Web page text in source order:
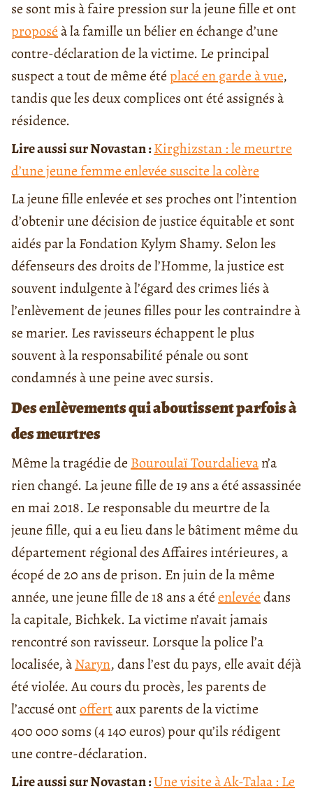
se sont mis à faire pression sur la jeune fille et ont
proposéà la famille un bélier en échange d’une
contre-déclaration de la victime. Le principal
suspect a tout de même étéplacé en garde à vue,
tandis que les deux complices ont été assignés à
résidence.
Lire aussi sur Novastan :Kirghizstan : le meurtre
d’une jeune femme enlevée suscite la colère
La jeune fille enlevée et ses proches ont l’intention
d’obtenir une décision de justice équitable et sont
aidés par la Fondation Kylym Shamy. Selon les
défenseurs des droits de l’Homme, la justice est
souvent indulgente à l’égard des crimes liés à
l’enlèvement de jeunes filles pour les contraindre à
se marier. Les ravisseurs échappent le plus
souvent à la responsabilité pénale ou sont
condamnés à une peine avec sursis.
Des enlèvements qui aboutissent parfois à
des meurtres
Même la tragédie de Bouroulaï Tourdalievan’a
rien changé. La jeune fille de 19 ans a été assassinée
en mai 2018. Le responsable du meurtre de la
jeune fille, qui a eu lieu dans le bâtiment même du
département régional des Affaires intérieures, a
écopé de 20 ans de prison. En juin de la même
année, une jeune fille de 18 ans a étéenlevéedans
la capitale, Bichkek. La victime n’avait jamais
rencontré son ravisseur. Lorsque la police l’a
localisée, àNaryn, dans l’est du pays, elle avait déjà
été violée. Au cours du procès, les parents de
l’accusé ontoffertaux parents de la victime
400 000 soms (4 140 euros) pour qu’ils rédigent
une contre-déclaration.
Lire aussi sur Novastan :Une visite à Ak-Talaa : Le